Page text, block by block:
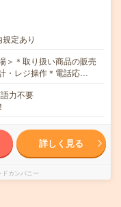
定あり
＞＊取り扱い商品の販売
・レジ操作＊電話応…
力不要
詳しく見る
カンパニー